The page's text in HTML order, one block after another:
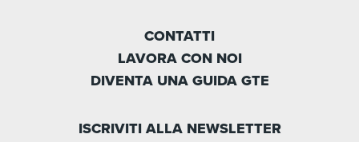
CONTATTI
LAVORA CON NOI
DIVENTA UNA GUIDA GTE
ISCRIVITI ALLA NEWSLETTER